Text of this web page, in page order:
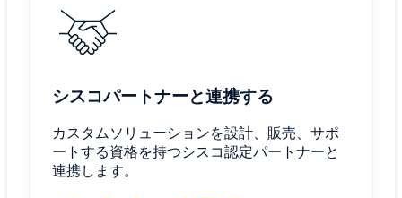
シスコパートナーと連携する
カスタムソリューションを設計、販売、サポ
ートする資格を持つシスコ認定パートナーと
連携します。